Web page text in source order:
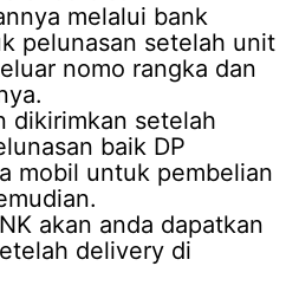
melalui bank
pelunasan setelah unit
nomo rangka dan
dikirimkan setelah
baik DP
mobil untuk pembelian
akan anda dapatkan
delivery di